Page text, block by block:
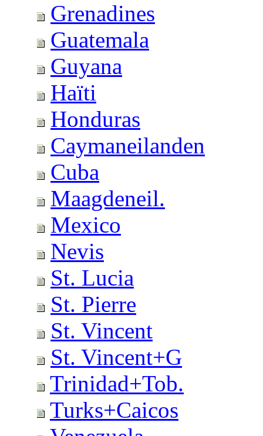
Grenadines
Guatemala
Guyana
Haïti
Honduras
Caymaneilanden
Cuba
Maagdeneil.
Mexico
Nevis
St. Lucia
St. Pierre
St. Vincent
St. Vincent+G
Trinidad+Tob.
Turks+Caicos